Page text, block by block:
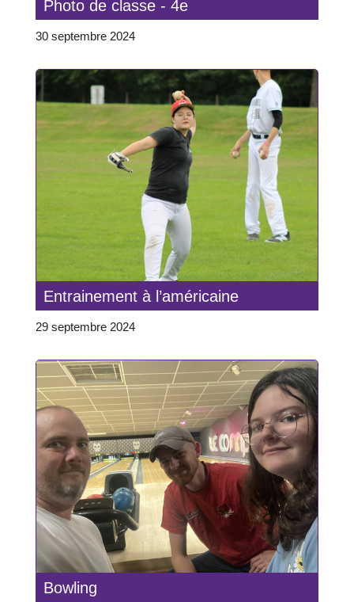
Photo de classe - 4e
30 septembre 2024
Entrainement à l’américaine
29 septembre 2024
Bowling